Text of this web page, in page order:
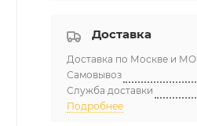
Доставка
Доставка по Москве и МО
Самовывоз
Служба доставки
Подробнее